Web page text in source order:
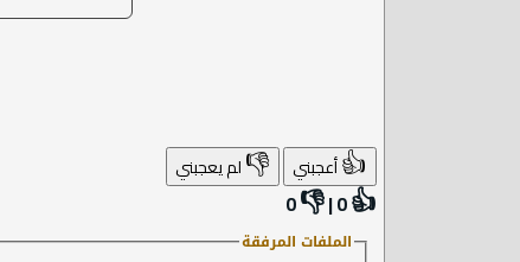
👍أعجبني 👎لم يعجبني
👍
0
|
👎
0
الملفات المرفقة